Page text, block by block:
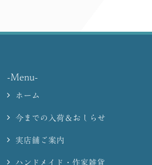
-Menu-
ホーム
今までの入荷＆おしらせ
実店舗ご案内
ハンドメイド・作家雑貨